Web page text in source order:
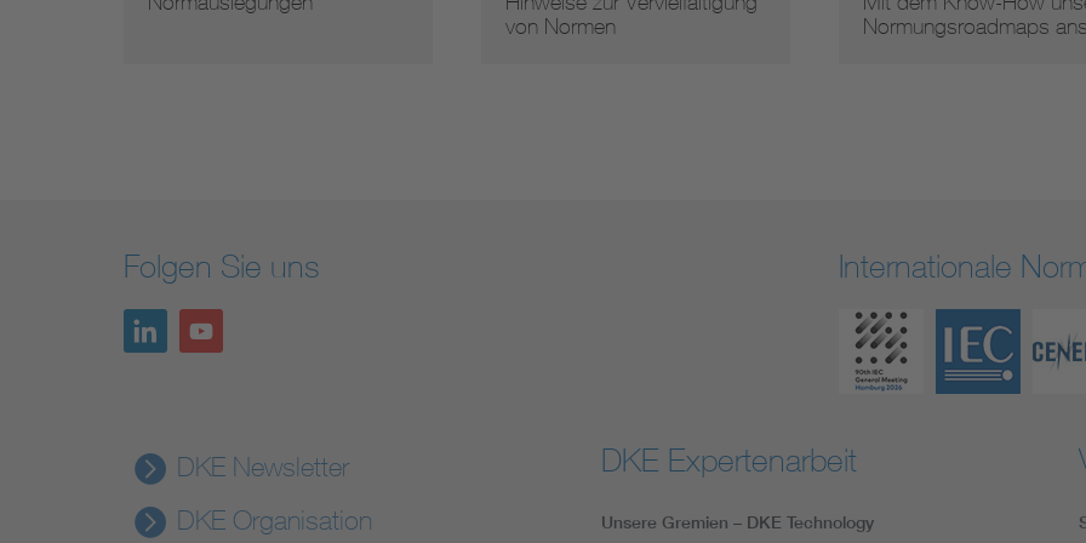
von Normen
Normungsroadmaps
Folgen Sie uns Internationale
DKE Newsletter
DKE Organisation
DKE Expertenarbeit
Unsere Gremien – DKE Technology